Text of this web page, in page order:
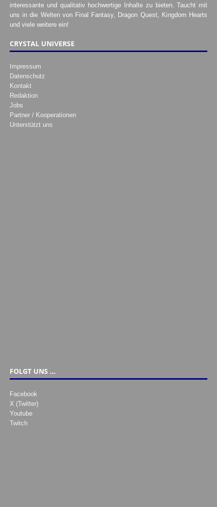
interessante und qualitativ hochwertige Inhalte zu bieten. Taucht mit
uns in die Welten von Final Fantasy, Dragon Quest, Kingdom Hearts
und viele weitere ein!
CRYSTAL UNIVERSE
Impressum
Datenschutz
Kontakt
Redaktion
Jobs
Partner / Kooperationen
Unterstützt uns
FOLGT UNS …
Facebook
X (Twitter)
Youtube
Twitch